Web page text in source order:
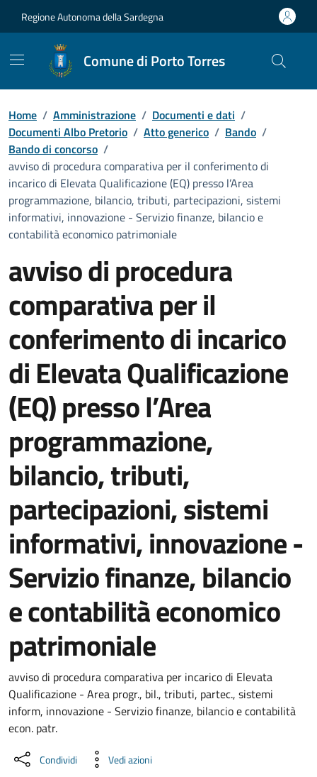
Regione Autonoma della Sardegna
Comune di Porto Torres
Home / Amministrazione / Documenti e dati /
Documenti Albo Pretorio / Atto generico / Bando /
Bando di concorso /
avviso di procedura comparativa per il conferimento di
incarico di Elevata Qualificazione (EQ) presso l’Area
programmazione, bilancio, tributi, partecipazioni, sistemi
informativi, innovazione - Servizio finanze, bilancio e
contabilità economico patrimoniale
avviso di procedura
comparativa per il
conferimento di incarico
di Elevata Qualificazione
(EQ) presso l’Area
programmazione,
bilancio, tributi,
partecipazioni, sistemi
informativi, innovazione -
Servizio finanze, bilancio
e contabilità economico
patrimoniale
Dettaglio del documento
avviso di procedura comparativa per incarico di Elevata
Qualificazione - Area progr., bil., tributi, partec., sistemi
inform, innovazione - Servizio finanze, bilancio e contabilità
econ. patr.
Condividi Vedi azioni